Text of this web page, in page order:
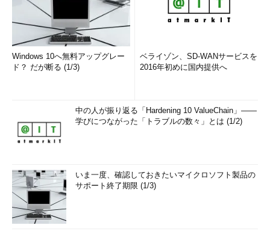
Windows 10へ無料アップグレー
ド？ だが断る (1/3)
ベライゾン、SD-WANサービスを
2016年初めに国内提供へ
中の人が振り返る「Hardening 10 ValueChain」――
学びにつながった「トラブルの数々」とは (1/2)
いま一度、確認しておきたいマイクロソフト製品の
サポート終了期限 (1/3)